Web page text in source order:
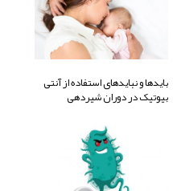
بایدها و نبایدهای استفاده از آنتی
بیوتیک در دوران شیردهی